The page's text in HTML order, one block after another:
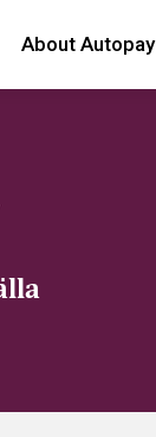
About Autopay